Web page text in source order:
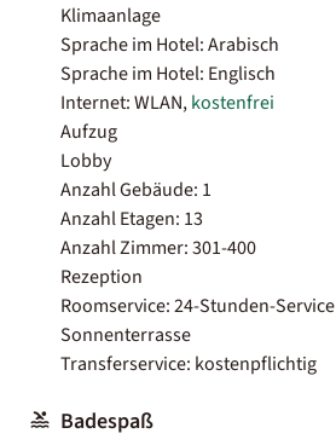
Klimaanlage
Sprache im Hotel: Arabisch
Sprache im Hotel: Englisch
Internet: WLAN,kostenfrei
Aufzug
Lobby
Anzahl Gebäude: 1
Anzahl Etagen: 13
Anzahl Zimmer: 301-400
Rezeption
Roomservice: 24-Stunden-Service
Sonnenterrasse
Transferservice: kostenpflichtig
Badespaß